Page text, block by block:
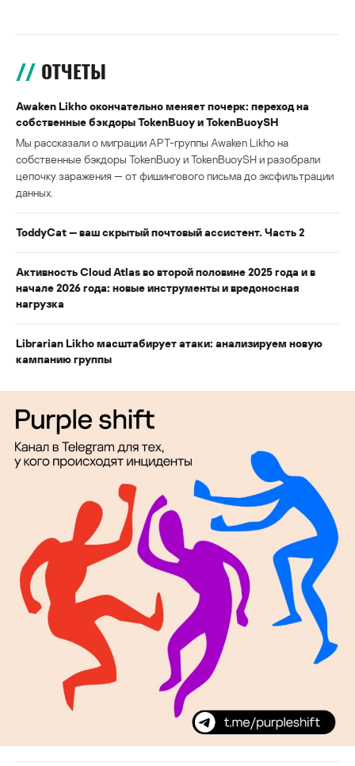
ОТЧЕТЫ
Awaken Likho окончательно меняет почерк: переход на
собственные бэкдоры TokenBuoy и TokenBuoySH
Мы рассказали о миграции APT-группы Awaken Likho на
собственные бэкдоры TokenBuoy и TokenBuoySH и разобрали
цепочку заражения — от фишингового письма до эксфильтрации
данных.
ToddyCat — ваш скрытый почтовый ассистент. Часть 2
Активность Cloud Atlas во второй половине 2025 года и в
начале 2026 года: новые инструменты и вредоносная
нагрузка
Librarian Likho масштабирует атаки: анализируем новую
кампанию группы